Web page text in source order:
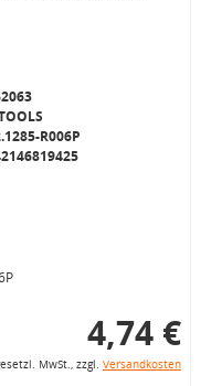
R006P
4,74 €
MwSt., zzgl. Versandkosten